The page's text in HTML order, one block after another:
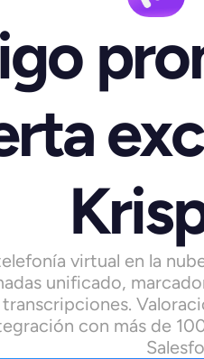
virtual en la
unificado,
con más de